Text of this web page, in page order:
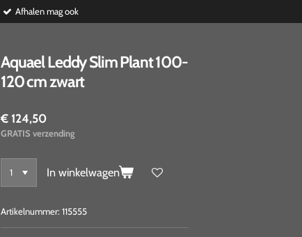
Afhalen mag ook
Aquael Leddy Slim Plant 100-
120 cm zwart
€ 124,50
GRATIS verzending
In winkelwagen
Artikelnummer: 115555